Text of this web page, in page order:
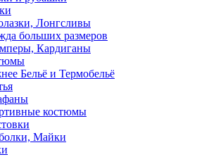
Лонгсливы
больших размеров
Кардиганы
Бельё и Термобельё
костюмы
Майки